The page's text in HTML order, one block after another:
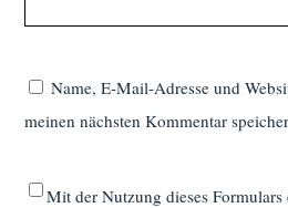
Name, E-Mail-Adresse und
meinen nächsten Kommentar
Mit der Nutzung dieses